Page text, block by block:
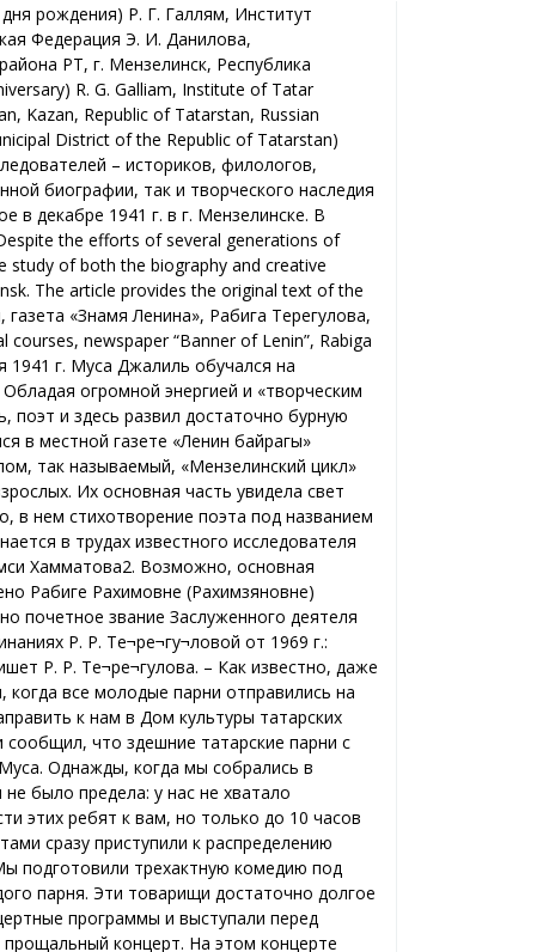
рождения) Р. Г. Галлям, Институт
Федерация Э. И. Данилова,
РТ, г. Мензелинск, Республика
R. G. Galliam, Institute of Tatar
Kazan, Republic of Tatarstan, Russian
District of the Republic of Tatarstan)
– историков, филологов,
биографии, так и творческого наследия
в декабре 1941 г. в г. Мензелинске. В
the efforts of several generations of
study of both the biography and creative
The article provides the original text of the
«Знамя Ленина», Рабига Терегулова,
newspaper “Banner of Lenin”, Rabiga
1941 г. Муса Джалиль обучался на
огромной энергией и «творческим
поэт и здесь развил достаточно бурную
в местной газете «Ленин байрагы»
так называемый, «Мензелинский цикл»
Их основная часть увидела свет
в нем стихотворение поэта под названием
в трудах известного исследователя
Хамматова2. Возможно, основная
Рабиге Рахимовне (Рахимзяновне)
почетное звание Заслуженного деятеля
Р. Р. Те¬ре¬гу¬ловой от 1969 г.:
Р. Р. Те¬ре¬гулова. – Как известно, даже
все молодые парни отправились на
к нам в Дом культуры татарских
сообщил, что здешние татарские парни с
Однажды, когда мы собрались в
было предела: у нас не хватало
этих ребят к вам, но только до 10 часов
сразу приступили к распределению
подготовили трехактную комедию под
парня. Эти товарищи достаточно долгое
программы и выступали перед
концерт. На этом концерте